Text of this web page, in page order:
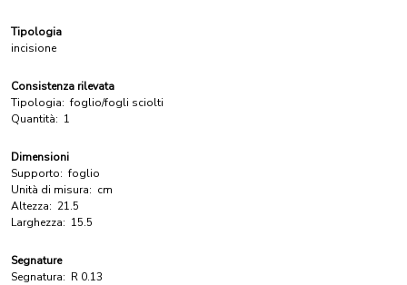
Tipologia
incisione
Consistenza rilevata
Tipologia: foglio/fogli sciolti
Quantità: 1
Dimensioni
Supporto: foglio
Unità di misura: cm
Altezza: 21.5
Larghezza: 15.5
Segnature
Segnatura: R 0.13